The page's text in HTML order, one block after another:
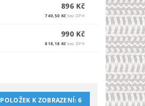
896 Kč
740,50 Kč bez DPH
990 Kč
818,18 Kč bez DPH
POLOŽEK K ZOBRAZENÍ:6